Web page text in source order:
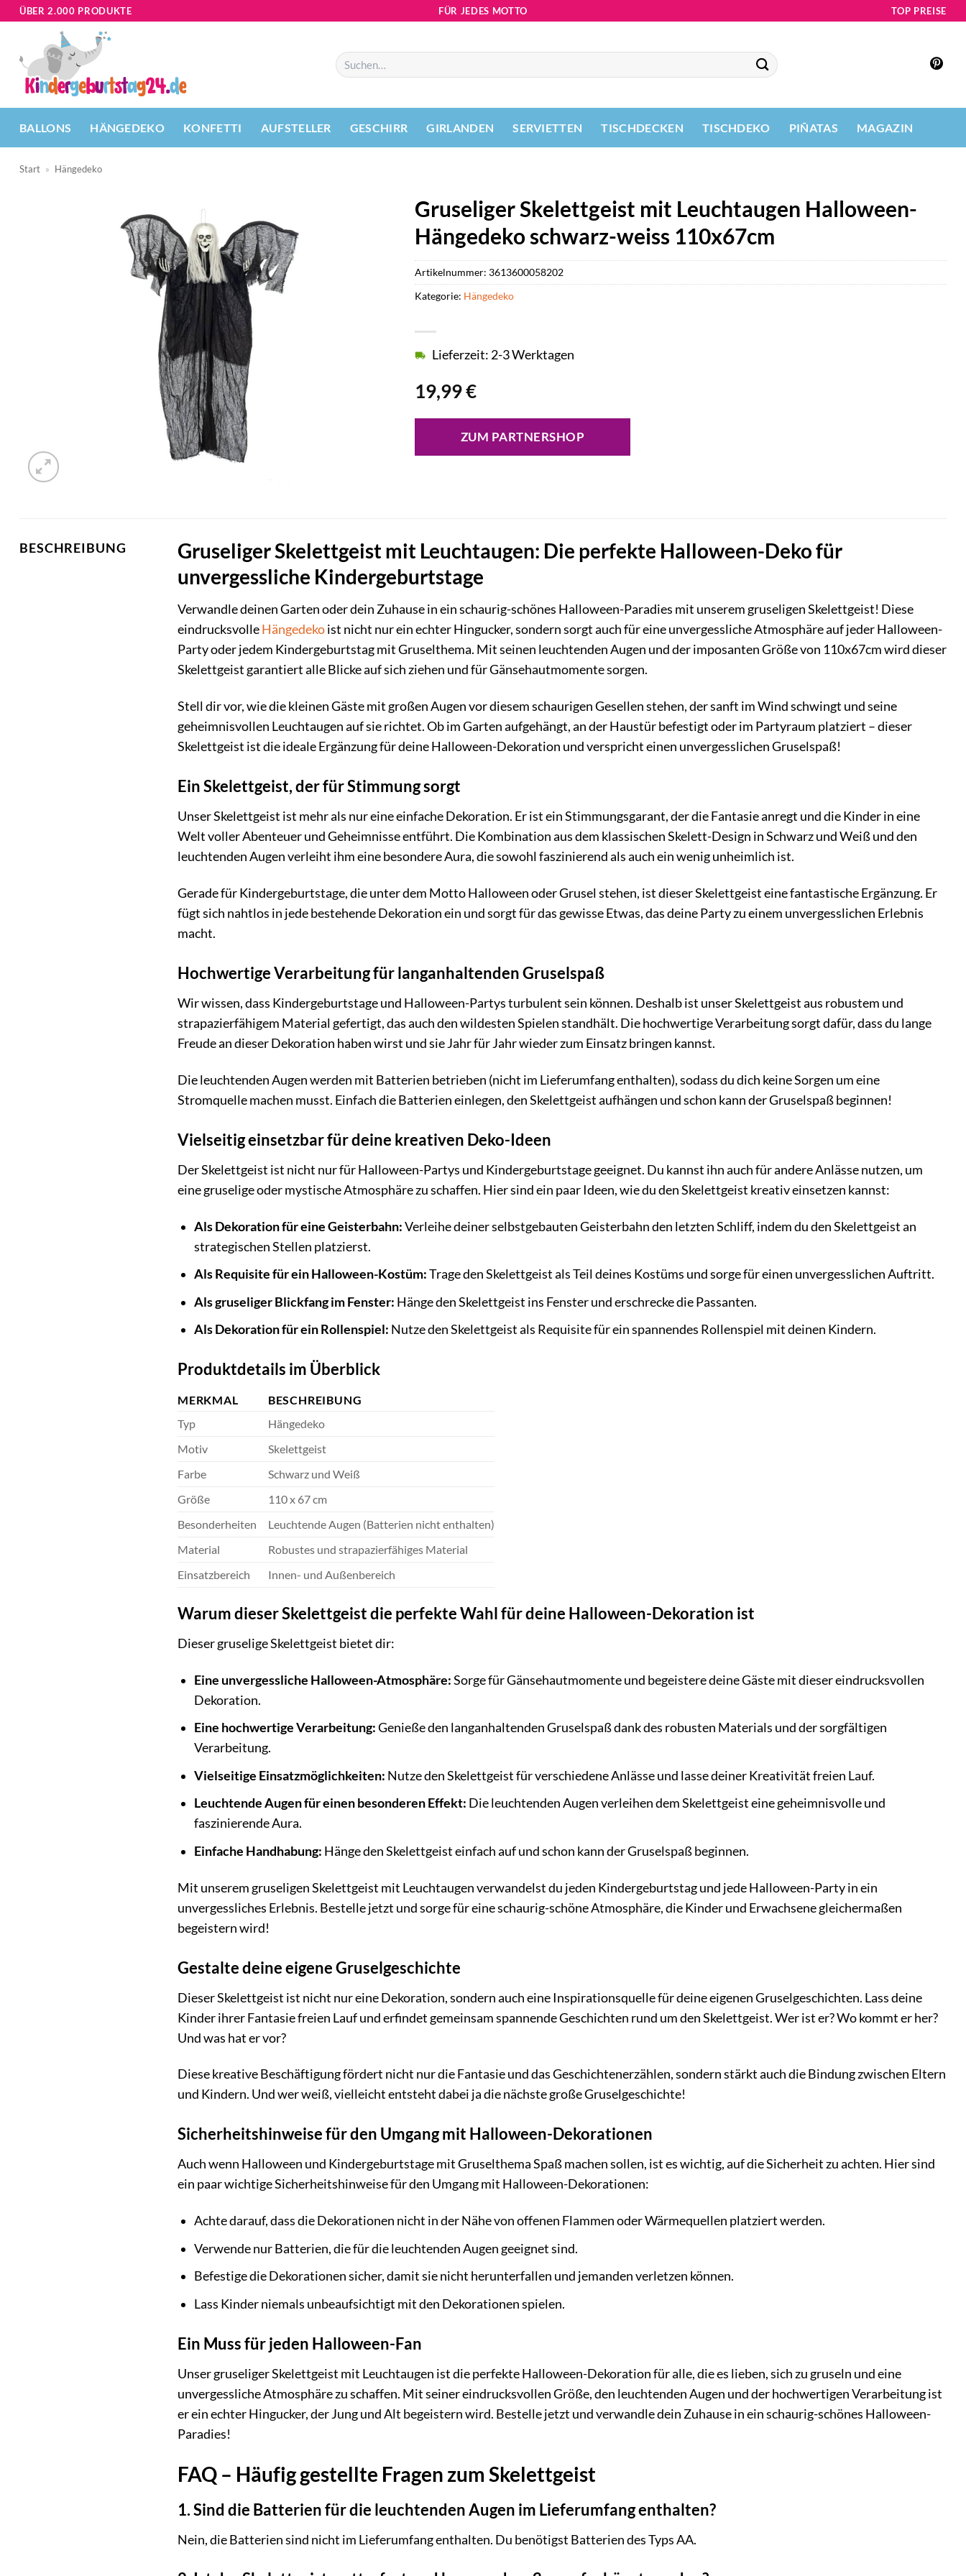
Zum
springen
ÜBER 2.000 PRODUKTE FÜR JEDES MOTTO TOP PREISE
Suchen
nach:
BALLONS HÄNGEDEKO KONFETTI AUFSTELLER GESCHIRR GIRLANDEN SERVIETTEN TISCHDECKEN TISCHDEKO PIÑATAS MAGAZIN
Start » Hängedeko
Gruseliger Skelettgeist mit Leuchtaugen Halloween-
Hängedeko schwarz-weiss 110x67cm
19,99€
Lieferzeit: 2-3 Werktagen
ZUM PARTNERSHOP
Artikelnummer: 3613600058202
Kategorie: Hängedeko
BESCHREIBUNG
Gruseliger Skelettgeist mit Leuchtaugen: Die perfekte Halloween-Deko für
unvergessliche Kindergeburtstage
Verwandle deinen Garten oder dein Zuhause in ein schaurig-schönes Halloween-Paradies mit unserem gruseligen Skelettgeist! Diese
eindrucksvolleHängedekoist nicht nur ein echter Hingucker, sondern sorgt auch für eine unvergessliche Atmosphäre auf jeder Halloween-
Party oder jedem Kindergeburtstag mit Gruselthema. Mit seinen leuchtenden Augen und der imposanten Größe von 110x67cm wird dieser
Skelettgeist garantiert alle Blicke auf sich ziehen und für Gänsehautmomente sorgen.
Stell dir vor, wie die kleinen Gäste mit großen Augen vor diesem schaurigen Gesellen stehen, der sanft im Wind schwingt und seine
geheimnisvollen Leuchtaugen auf sie richtet. Ob im Garten aufgehängt, an der Haustür befestigt oder im Partyraum platziert – dieser
Skelettgeist ist die ideale Ergänzung für deine Halloween-Dekoration und verspricht einen unvergesslichen Gruselspaß!
Ein Skelettgeist, der für Stimmung sorgt
Unser Skelettgeist ist mehr als nur eine einfache Dekoration. Er ist ein Stimmungsgarant, der die Fantasie anregt und die Kinder in eine
Welt voller Abenteuer und Geheimnisse entführt. Die Kombination aus dem klassischen Skelett-Design in Schwarz und Weiß und den
leuchtenden Augen verleiht ihm eine besondere Aura, die sowohl faszinierend als auch ein wenig unheimlich ist.
Gerade für Kindergeburtstage, die unter dem Motto Halloween oder Grusel stehen, ist dieser Skelettgeist eine fantastische Ergänzung. Er
fügt sich nahtlos in jede bestehende Dekoration ein und sorgt für das gewisse Etwas, das deine Party zu einem unvergesslichen Erlebnis
macht.
Hochwertige Verarbeitung für langanhaltenden Gruselspaß
Wir wissen, dass Kindergeburtstage und Halloween-Partys turbulent sein können. Deshalb ist unser Skelettgeist aus robustem und
strapazierfähigem Material gefertigt, das auch den wildesten Spielen standhält. Die hochwertige Verarbeitung sorgt dafür, dass du lange
Freude an dieser Dekoration haben wirst und sie Jahr für Jahr wieder zum Einsatz bringen kannst.
Die leuchtenden Augen werden mit Batterien betrieben (nicht im Lieferumfang enthalten), sodass du dich keine Sorgen um eine
Stromquelle machen musst. Einfach die Batterien einlegen, den Skelettgeist aufhängen und schon kann der Gruselspaß beginnen!
Vielseitig einsetzbar für deine kreativen Deko-Ideen
Der Skelettgeist ist nicht nur für Halloween-Partys und Kindergeburtstage geeignet. Du kannst ihn auch für andere Anlässe nutzen, um
eine gruselige oder mystische Atmosphäre zu schaffen. Hier sind ein paar Ideen, wie du den Skelettgeist kreativ einsetzen kannst:
Als Dekoration für eine Geisterbahn:Verleihe deiner selbstgebauten Geisterbahn den letzten Schliff, indem du den Skelettgeist an
strategischen Stellen platzierst.
Als Requisite für ein Halloween-Kostüm:Trage den Skelettgeist als Teil deines Kostüms und sorge für einen unvergesslichen Auftritt.
Als gruseliger Blickfang im Fenster: Hänge den Skelettgeist ins Fenster und erschrecke die Passanten.
Als Dekoration für ein Rollenspiel: Nutze den Skelettgeist als Requisite für ein spannendes Rollenspiel mit deinen Kindern.
Produktdetails im Überblick
MERKMAL
BESCHREIBUNG
Typ
Hängedeko
Motiv
Skelettgeist
Farbe
Schwarz und Weiß
Größe
110 x 67 cm
Besonderheiten
Leuchtende Augen (Batterien nicht enthalten)
Material
Robustes und strapazierfähiges Material
Einsatzbereich
Innen- und Außenbereich
Warum dieser Skelettgeist die perfekte Wahl für deine Halloween-Dekoration ist
Dieser gruselige Skelettgeist bietet dir:
Eine unvergessliche Halloween-Atmosphäre:Sorge für Gänsehautmomente und begeistere deine Gäste mit dieser eindrucksvollen
Dekoration.
Eine hochwertige Verarbeitung:Genieße den langanhaltenden Gruselspaß dank des robusten Materials und der sorgfältigen
Verarbeitung.
Vielseitige Einsatzmöglichkeiten: Nutze den Skelettgeist für verschiedene Anlässe und lasse deiner Kreativität freien Lauf.
Leuchtende Augen für einen besonderen Effekt: Die leuchtenden Augen verleihen dem Skelettgeist eine geheimnisvolle und
faszinierende Aura.
Einfache Handhabung: Hänge den Skelettgeist einfach auf und schon kann der Gruselspaß beginnen.
Mit unserem gruseligen Skelettgeist mit Leuchtaugen verwandelst du jeden Kindergeburtstag und jede Halloween-Party in ein
unvergessliches Erlebnis. Bestelle jetzt und sorge für eine schaurig-schöne Atmosphäre, die Kinder und Erwachsene gleichermaßen
begeistern wird!
Gestalte deine eigene Gruselgeschichte
Dieser Skelettgeist ist nicht nur eine Dekoration, sondern auch eine Inspirationsquelle für deine eigenen Gruselgeschichten. Lass deine
Kinder ihrer Fantasie freien Lauf und erfindet gemeinsam spannende Geschichten rund um den Skelettgeist. Wer ist er? Wo kommt er her?
Und was hat er vor?
Diese kreative Beschäftigung fördert nicht nur die Fantasie und das Geschichtenerzählen, sondern stärkt auch die Bindung zwischen Eltern
und Kindern. Und wer weiß, vielleicht entsteht dabei ja die nächste große Gruselgeschichte!
Sicherheitshinweise für den Umgang mit Halloween-Dekorationen
Auch wenn Halloween und Kindergeburtstage mit Gruselthema Spaß machen sollen, ist es wichtig, auf die Sicherheit zu achten. Hier sind
ein paar wichtige Sicherheitshinweise für den Umgang mit Halloween-Dekorationen:
Achte darauf, dass die Dekorationen nicht in der Nähe von offenen Flammen oder Wärmequellen platziert werden.
Verwende nur Batterien, die für die leuchtenden Augen geeignet sind.
Befestige die Dekorationen sicher, damit sie nicht herunterfallen und jemanden verletzen können.
Lass Kinder niemals unbeaufsichtigt mit den Dekorationen spielen.
Ein Muss für jeden Halloween-Fan
Unser gruseliger Skelettgeist mit Leuchtaugen ist die perfekte Halloween-Dekoration für alle, die es lieben, sich zu gruseln und eine
unvergessliche Atmosphäre zu schaffen. Mit seiner eindrucksvollen Größe, den leuchtenden Augen und der hochwertigen Verarbeitung ist
er ein echter Hingucker, der Jung und Alt begeistern wird. Bestelle jetzt und verwandle dein Zuhause in ein schaurig-schönes Halloween-
Paradies!
FAQ – Häufig gestellte Fragen zum Skelettgeist
1. Sind die Batterien für die leuchtenden Augen im Lieferumfang enthalten?
Nein, die Batterien sind nicht im Lieferumfang enthalten. Du benötigst Batterien des Typs AA.